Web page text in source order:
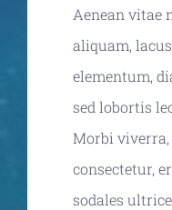
Aenean vitae
aliquam,
elementum,
sed lobortis
Morbi viverra,
consectetur,
sodales